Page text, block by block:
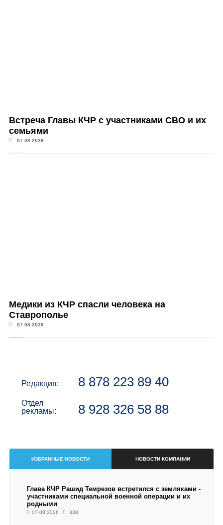
Встреча Главы КЧР с участниками СВО и их
семьями
07.08.2026
Медики из КЧР спасли человека на
Ставрополье
07.08.2026
Редакция: 8 878 223 89 40
Отдел
рекламы:
8 928 326 58 88
ИЗБРАННЫЕ НОВОСТИ НОВОСТИ КОМПАНИИ
Глава КЧР Рашид Темрезов встретился с земляками -
участниками специальной военной операции и их
родными
07.08.2026 338